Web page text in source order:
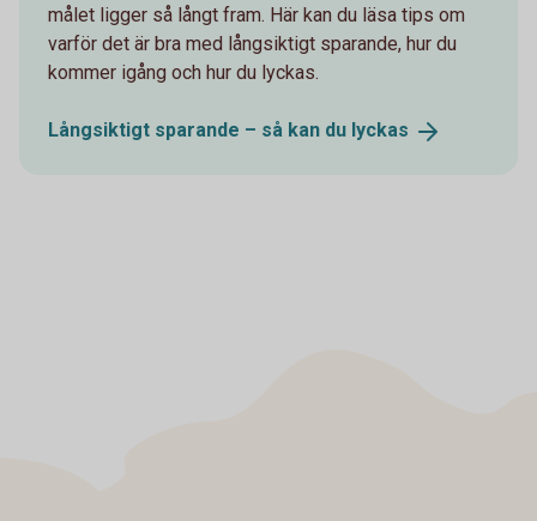
målet ligger så långt fram. Här kan du läsa tips om
varför det är bra med långsiktigt sparande, hur du
kommer igång och hur du lyckas.
Långsiktigt sparande – så kan du lyckas